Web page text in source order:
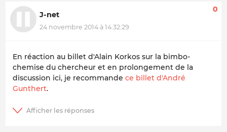
J-net
24 novembre 2014 à 14:32:29
0
En réaction au billet d'Alain Korkos sur la bimbo-
chemise du chercheur et en prolongement de la
discussion ici, je recommande ce billet d'André
Gunthert.